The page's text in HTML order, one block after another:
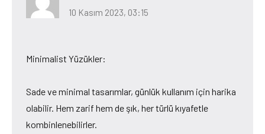
10 Kasım 2023, 03:15
Minimalist Yüzükler:
Sade ve minimal tasarımlar, günlük kullanım için harika
olabilir. Hem zarif hem de şık, her türlü kıyafetle
kombinlenebilirler.